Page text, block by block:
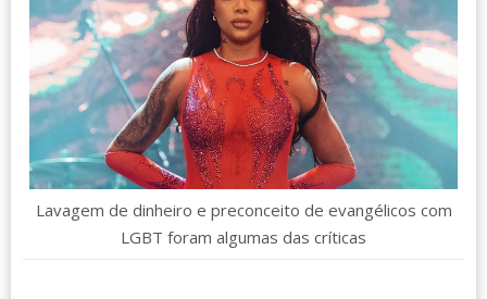
Lavagem de dinheiro e preconceito de evangélicos com
LGBT foram algumas das críticas